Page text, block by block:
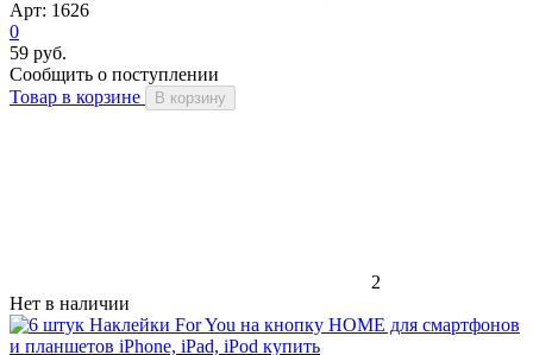
Арт: 1626
0
59 руб.
Сообщить о поступлении
Товар в корзине
В корзину
2
Нет в наличии